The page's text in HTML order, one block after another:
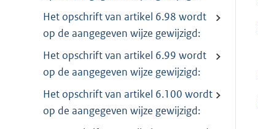
Het opschrift van artikel 6.98 wordt
op de aangegeven wijze gewijzigd:
Het opschrift van artikel 6.99 wordt
op de aangegeven wijze gewijzigd:
Het opschrift van artikel 6.100 wordt
op de aangegeven wijze gewijzigd: